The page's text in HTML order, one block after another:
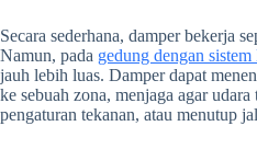
Secara sederhana, damper bekerja
Namun, pada gedung dengan
jauh lebih luas. Damper dapat
ke sebuah zona, menjaga agar
pengaturan tekanan, atau menutup